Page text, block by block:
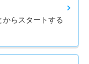
からスタートする